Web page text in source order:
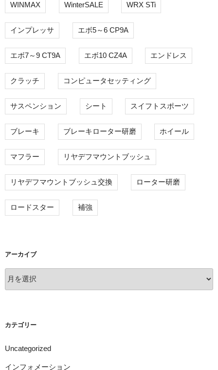
WINMAX WinterSALE WRX STi
インプレッサ エボ5～6 CP9A
エボ7～9 CT9A エボ10 CZ4A エンドレス
クラッチ コンピュータセッティング
サスペンション シート スイフトスポーツ
ブレーキ ブレーキローター研磨 ホイール
マフラー リヤデフマウントブッシュ
リヤデフマウントブッシュ交換 ローター研磨
ロードスター 補強
アーカイブ
ー
カテゴリー
Uncategorized
インフォメーション